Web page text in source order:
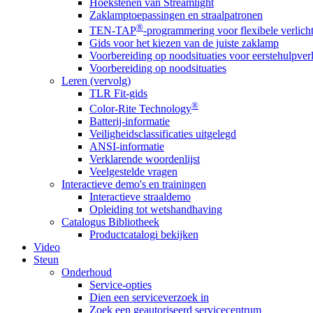
Zaklamptoepassingen en straalpatronen
TEN-TAP®-programmering voor flexibele
Gids voor het kiezen van de juiste zaklamp
Voorbereiding op noodsituaties voor
Voorbereiding op noodsituaties
Leren (vervolg)
TLR Fit-gids
Color-Rite Technology®
Batterij-informatie
Veiligheidsclassificaties uitgelegd
ANSI-informatie
Verklarende woordenlijst
Veelgestelde vragen
Interactieve demo's en trainingen
Interactieve straaldemo
Opleiding tot wetshandhaving
Catalogus Bibliotheek
Productcatalogi bekijken
Video
Steun
Onderhoud
Service-opties
Dien een serviceverzoek in
Zoek een geautoriseerd servicecentrum